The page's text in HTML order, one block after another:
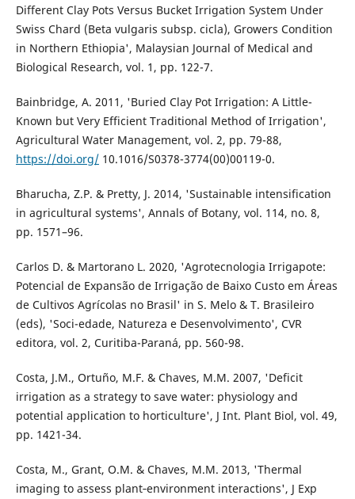
Different Clay Pots Versus Bucket Irrigation System Under
Swiss Chard (Beta vulgaris subsp. cicla), Growers Condition
in Northern Ethiopia', Malaysian Journal of Medical and
Biological Research, vol. 1, pp. 122-7.
Bainbridge, A. 2011, 'Buried Clay Pot Irrigation: A Little-
Known but Very Efficient Traditional Method of Irrigation',
Agricultural Water Management, vol. 2, pp. 79-88,
https://doi.org/10.1016/S0378-3774(00)00119-0.
Bharucha, Z.P. & Pretty, J. 2014, 'Sustainable intensification
in agricultural systems', Annals of Botany, vol. 114, no. 8,
pp. 1571–96.
Carlos D. & Martorano L. 2020, 'Agrotecnologia Irrigapote:
Potencial de Expansão de Irrigação de Baixo Custo em Áreas
de Cultivos Agrícolas no Brasil' in S. Melo & T. Brasileiro
(eds), 'Soci-edade, Natureza e Desenvolvimento', CVR
editora, vol. 2, Curitiba-Paraná, pp. 560-98.
Costa, J.M., Ortuño, M.F. & Chaves, M.M. 2007, 'Deficit
irrigation as a strategy to save water: physiology and
potential application to horticulture', J Int. Plant Biol, vol. 49,
pp. 1421-34.
Costa, M., Grant, O.M. & Chaves, M.M. 2013, 'Thermal
imaging to assess plant‐environment interactions', J Exp